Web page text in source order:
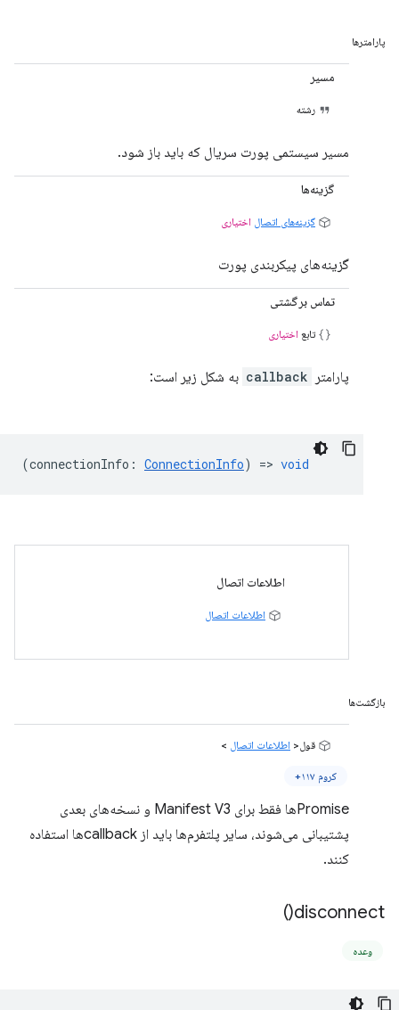
پارامترها
مسیر
رشته
مسیر سیستمی پورت سریال که باید باز شود.
گزینه‌ها
گزینه‌های اتصال اختیاری
گزینه‌های پیکربندی پورت
تماس برگشتی
تابع اختیاری
پارامتر callback به شکل زیر است:
(connectionInfo : ConnectionInfo) => void
اطلاعات اتصال
اطلاعات اتصال
بازگشت‌ها
قول< اطلاعات اتصال >
کروم ۱۱۷+
Promiseها فقط برای Manifest V3 و نسخه‌های بعدی
پشتیبانی می‌شوند، سایر پلتفرم‌ها باید از callbackها استفاده
کنند.
disconnect(
)
وعده